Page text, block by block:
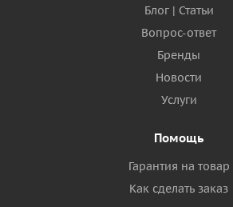
Блог | Статьи
Вопрос-ответ
Бренды
Новости
Услуги
Помощь
Гарантия на товар
Как сделать заказ